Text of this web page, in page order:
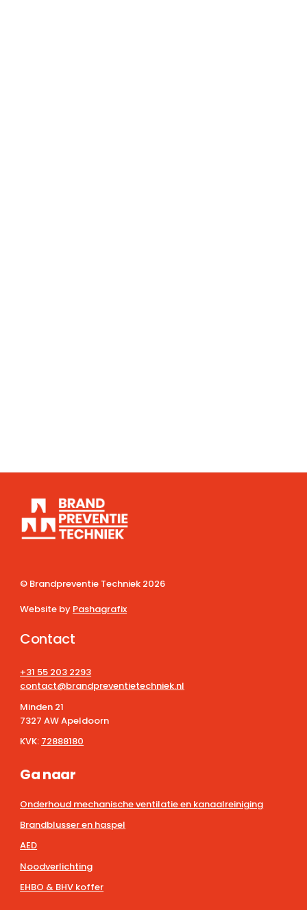
© Brandpreventie Techniek 2026
Website by Pashagrafix
Contact
+31 55 203 2293
contact@brandpreventietechniek.nl
Minden 21
7327 AW Apeldoorn
KVK: 72888180
Ga naar
Onderhoud mechanische ventilatie en kanaalreiniging
Brandblusser en haspel
AED
Noodverlichting
EHBO & BHV koffer